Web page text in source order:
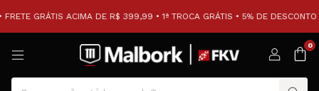
GRÁTIS ACIMA DE R$ 399,99 • 1ª TROCA GRÁTIS • 5% DE DESCONTO NO
0